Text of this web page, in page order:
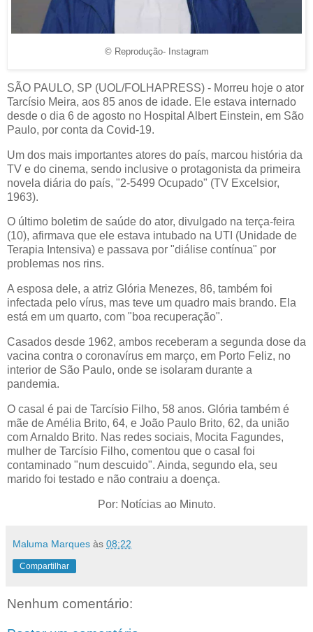
© Reprodução- Instagram
SÃO PAULO, SP (UOL/FOLHAPRESS) - Morreu hoje o ator
Tarcísio Meira, aos 85 anos de idade. Ele estava internado
desde o dia 6 de agosto no Hospital Albert Einstein, em São
Paulo, por conta da Covid-19.
Um dos mais importantes atores do país, marcou história da
TV e do cinema, sendo inclusive o protagonista da primeira
novela diária do país, "2-5499 Ocupado" (TV Excelsior,
1963).
O último boletim de saúde do ator, divulgado na terça-feira
(10), afirmava que ele estava intubado na UTI (Unidade de
Terapia Intensiva) e passava por "diálise contínua" por
problemas nos rins.
A esposa dele, a atriz Glória Menezes, 86, também foi
infectada pelo vírus, mas teve um quadro mais brando. Ela
está em um quarto, com "boa recuperação".
Casados desde 1962, ambos receberam a segunda dose da
vacina contra o coronavírus em março, em Porto Feliz, no
interior de São Paulo, onde se isolaram durante a
pandemia.
O casal é pai de Tarcísio Filho, 58 anos. Glória também é
mãe de Amélia Brito, 64, e João Paulo Brito, 62, da união
com Arnaldo Brito. Nas redes sociais, Mocita Fagundes,
mulher de Tarcísio Filho, comentou que o casal foi
contaminado "num descuido". Ainda, segundo ela, seu
marido foi testado e não contraiu a doença.
Por: Notícias ao Minuto.
Maluma Marques às 08:22
Compartilhar
Nenhum comentário: